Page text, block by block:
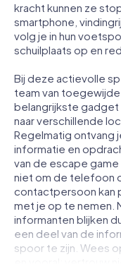
kracht kunnen ze
smartphone,
volg je in hun
schuilplaats op en
Bij deze actievolle
team van
belangrijkste gadget
naar verschillende
Regelmatig ontvang
informatie en
van de escape
niet om de telefoon
contactpersoon kan
met je op te nemen.
informanten blijken
een deel van de
spoor te zijn. Wees
en vooral: vertrouw